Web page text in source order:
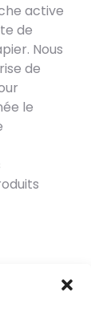
active
de
Nous
de
le